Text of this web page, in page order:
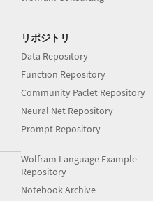
リポジトリ
Data Repository
Function Repository
Community Paclet Repository
Neural Net Repository
Prompt Repository
Wolfram Language Example
Repository
Notebook Archive